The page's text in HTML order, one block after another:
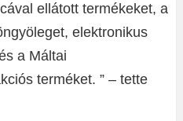
ellátott termékeket, a
elektronikus
a Máltai
terméket. ” – tette